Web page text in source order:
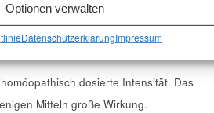
Optionen verwalten
DatenschutzerklärungImpressum
dosierte Intensität. Das
Mitteln große Wirkung.